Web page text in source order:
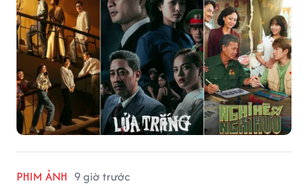
PHIM ẢNH 9 giờ trước